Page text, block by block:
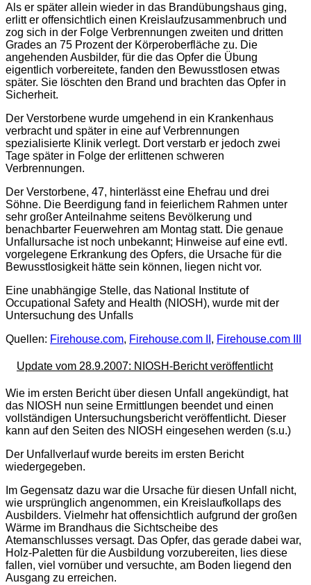
Als er später allein wieder in das Brandübungshaus ging,
erlitt er offensichtlich einen Kreislaufzusammenbruch und
zog sich in der Folge Verbrennungen zweiten und dritten
Grades an 75 Prozent der Körperoberfläche zu. Die
angehenden Ausbilder, für die das Opfer die Übung
eigentlich vorbereitete, fanden den Bewusstlosen etwas
später. Sie löschten den Brand und brachten das Opfer in
Sicherheit.
Der Verstorbene wurde umgehend in ein Krankenhaus
verbracht und später in eine auf Verbrennungen
spezialisierte Klinik verlegt. Dort verstarb er jedoch zwei
Tage später in Folge der erlittenen schweren
Verbrennungen.
Der Verstorbene, 47, hinterlässt eine Ehefrau und drei
Söhne. Die Beerdigung fand in feierlichem Rahmen unter
sehr großer Anteilnahme seitens Bevölkerung und
benachbarter Feuerwehren am Montag statt. Die genaue
Unfallursache ist noch unbekannt; Hinweise auf eine evtl.
vorgelegene Erkrankung des Opfers, die Ursache für die
Bewusstlosigkeit hätte sein können, liegen nicht vor.
Eine unabhängige Stelle, das National Institute of
Occupational Safety and Health (NIOSH), wurde mit der
Untersuchung des Unfalls
Quellen: Firehouse.com, Firehouse.com II , Firehouse.com III
Update vom 28.9.2007: NIOSH-Bericht veröffentlicht
Wie im ersten Bericht über diesen Unfall angekündigt, hat
das NIOSH nun seine Ermittlungen beendet und einen
vollständigen Untersuchungsbericht veröffentlicht. Dieser
kann auf den Seiten des NIOSH eingesehen werden (s.u.)
Der Unfallverlauf wurde bereits im ersten Bericht
wiedergegeben.
Im Gegensatz dazu war die Ursache für diesen Unfall nicht,
wie ursprünglich angenommen, ein Kreislaufkollaps des
Ausbilders. Vielmehr hat offensichtlich aufgrund der großen
Wärme im Brandhaus die Sichtscheibe des
Atemanschlusses versagt. Das Opfer, das gerade dabei war,
Holz-Paletten für die Ausbildung vorzubereiten, lies diese
fallen, viel vornüber und versuchte, am Boden liegend den
Ausgang zu erreichen.